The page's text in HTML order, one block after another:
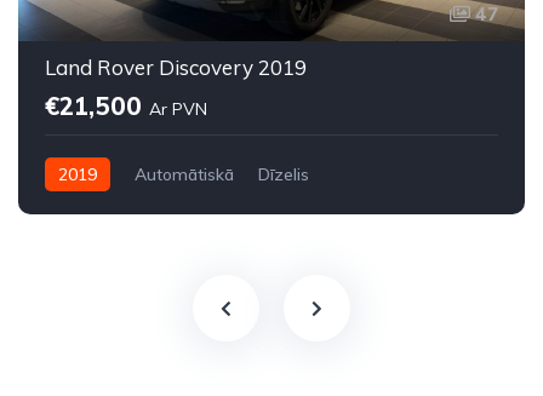
47
Land Rover Discovery 2019
€21,500 Ar PVN
2019 Automātiskā
Dīzelis